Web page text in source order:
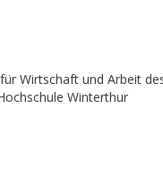
Wirtschaft und Arbeit
Winterthur